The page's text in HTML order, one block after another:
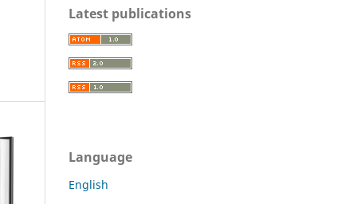
Latest publications
Language
English